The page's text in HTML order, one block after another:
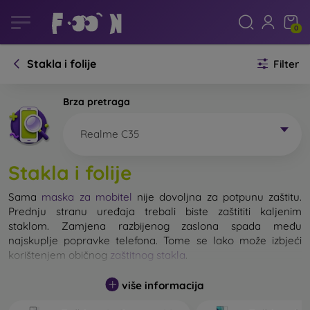
0
Stakla i folije Filter
Brza pretraga
Realme C35
Stakla i folije
Sama maska za mobitel nije dovoljna za potpunu zaštitu.
Prednju stranu uređaja trebali biste zaštititi kaljenim
staklom. Zamjena razbijenog zaslona spada među
najskuplje popravke telefona. Tome se lako može izbjeći
korištenjem običnog zaštitnog stakla
Nerazbijivo staklo za mobitel ne postoji, ali u većini slučajeva
više informacija